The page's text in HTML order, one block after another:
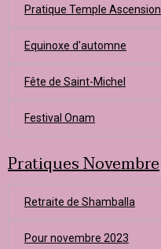
Pratique Temple Ascension
Equinoxe d'automne
Fête de Saint-Michel
Festival Onam
Pratiques Novembre
Retraite de Shamballa
Pour novembre 2023